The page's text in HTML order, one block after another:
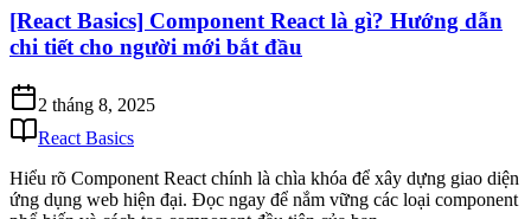
[React Basics] Component React là gì? Hướng dẫn
chi tiết cho người mới bắt đầu
2 tháng 8, 2025
React Basics
Hiểu rõ Component React chính là chìa khóa để xây dựng giao diện
ứng dụng web hiện đại. Đọc ngay để nắm vững các loại component